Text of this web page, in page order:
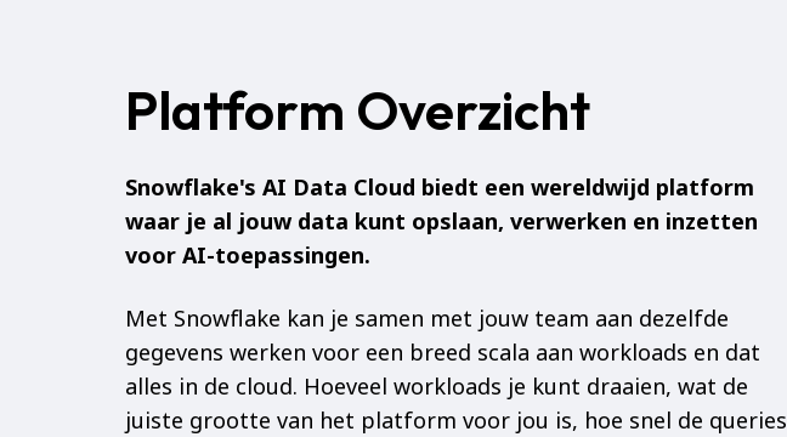
Platform Overzicht
Snowflake's AI Data Cloud biedt een wereldwijd platform
waar je al jouw data kunt opslaan, verwerken en inzetten
voor AI-toepassingen.
Met Snowflake kan je samen met jouw team aan dezelfde
gegevens werken voor een breed scala aan workloads en dat
alles in de cloud. Hoeveel workloads je kunt draaien, wat de
juiste grootte van het platform voor jou is, hoe snel de queries